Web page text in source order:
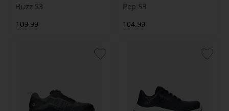
Buzz S3
109.99
Pep S3
104.99